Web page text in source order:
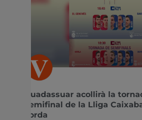
Guadassuar acollirà la
semifinal de la Lliga
corda